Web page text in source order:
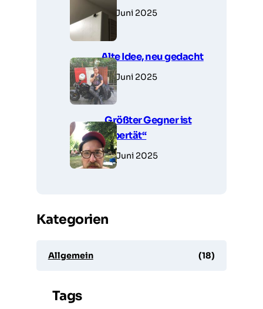
27. Juni 2025
Alte Idee, neu gedacht
27. Juni 2025
„Größter Gegner ist
Pubertät“
26. Juni 2025
Kategorien
Allgemein (18)
Tags